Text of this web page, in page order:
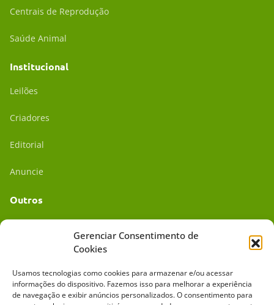
Gerenciar Consentimento de
Cookies
Usamos tecnologias como cookies para armazenar e/ou acessar
informações do dispositivo. Fazemos isso para melhorar a experiência
de navegação e exibir anúncios personalizados. O consentimento para
Centrais de Reprodução
Saúde Animal
Institucional
Leilões
Criadores
Editorial
Anuncie
Outros
Mídia Kit